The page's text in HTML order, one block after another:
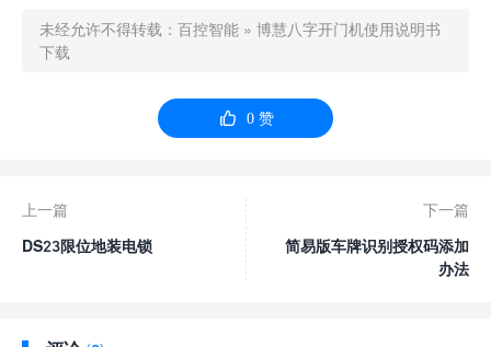
未经允许不得转载： 百控智能 » 博慧八字开门机使用说明书
下载
 0赞
上一篇
DS23限位地装电锁
下一篇
简易版车牌识别授权码添加
办法